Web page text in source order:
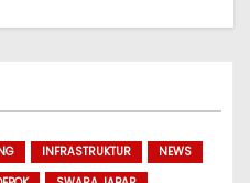
INFRASTRUKTUR
NEWS